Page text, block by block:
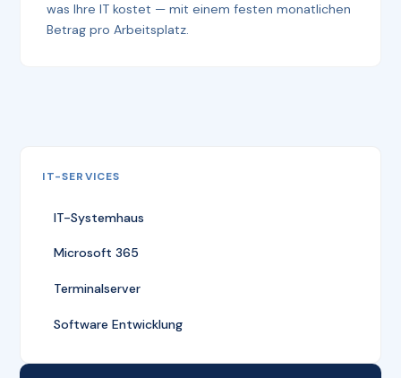
was Ihre IT kostet — mit einem festen monatlichen
Betrag pro Arbeitsplatz.
IT-SERVICES
IT-Systemhaus
Microsoft 365
Terminalserver
Software Entwicklung